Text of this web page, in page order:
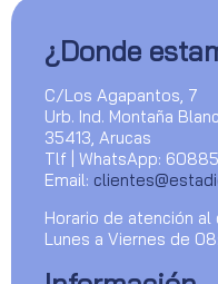
¿Donde
C/Los Agapantos, 7
Urb. Ind. Montaña
35413, Arucas
Tlf | WhatsApp:
Email:
Horario de atención al
Lunes a Viernes de